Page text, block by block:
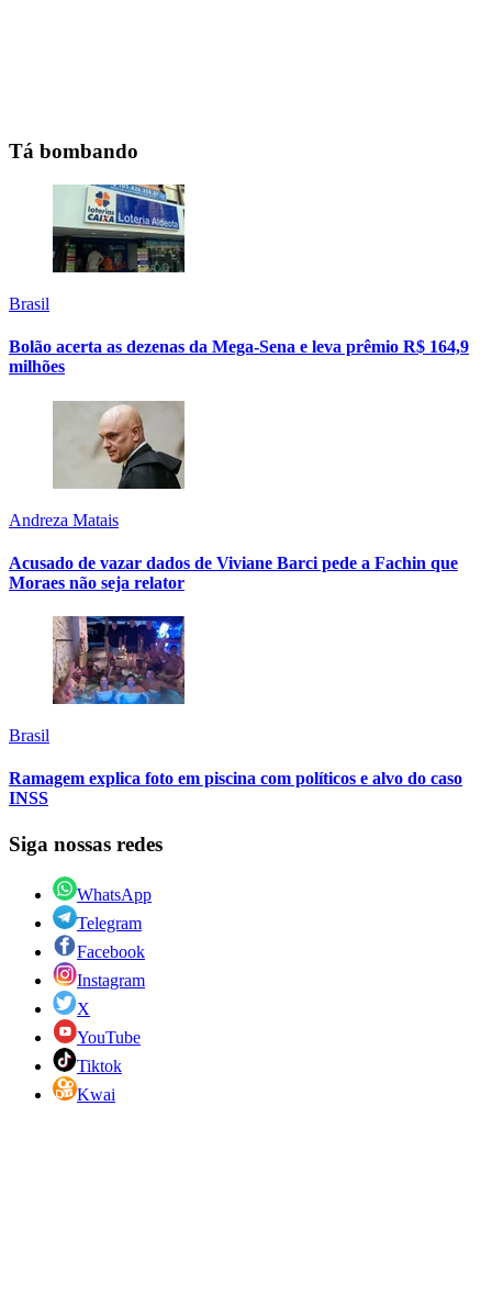
Tá bombando
Brasil
Bolão acerta as dezenas da Mega-Sena e leva prêmio R$ 164,9
milhões
Andreza Matais
Acusado de vazar dados de Viviane Barci pede a Fachin que
Moraes não seja relator
Brasil
Ramagem explica foto em piscina com políticos e alvo do caso
INSS
Siga nossas redes
WhatsApp
Telegram
Facebook
Instagram
X
YouTube
Tiktok
Kwai